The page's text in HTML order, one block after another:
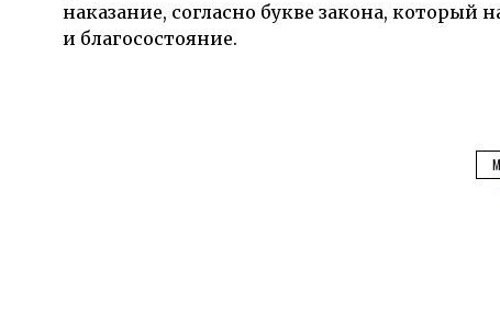
наказание, согласно букве закона,
и благосостояние.